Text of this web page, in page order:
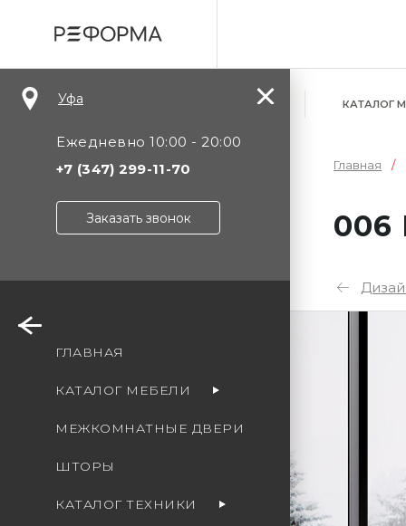
Уфа
Ежедневно 10:00 - 20:00
+7 (347) 299-11-70
Заказать звонок
ГЛАВНАЯ
КАТАЛОГ МЕБЕЛИ
МЕЖКОМНАТНЫЕ ДВЕРИ
ШТОРЫ
КАТАЛОГ ТЕХНИКИ
КАТАЛОГ
Главная
006